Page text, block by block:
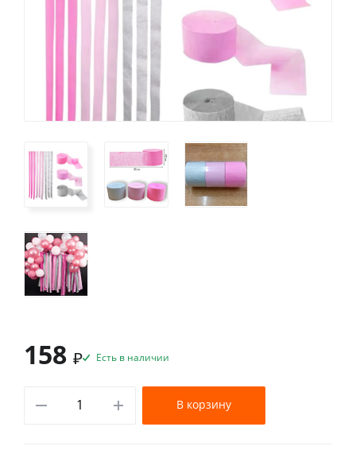
158 ₽ Есть в наличии
В корзину